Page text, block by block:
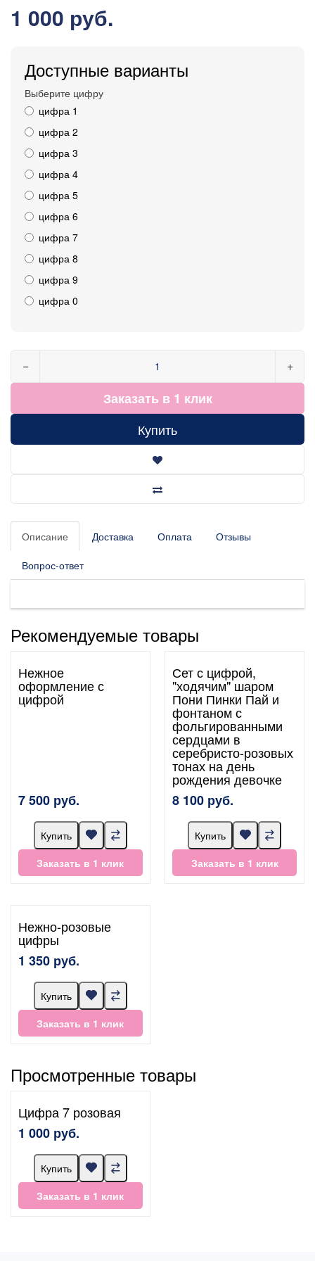
1 000 руб.
Доступные варианты
Выберите цифру
цифра 1
цифра 2
цифра 3
цифра 4
цифра 5
цифра 6
цифра 7
цифра 8
цифра 9
цифра 0
− +
Заказать в 1 клик
Купить
Описание Доставка Оплата Отзывы
Вопрос-ответ
Рекомендуемые товары
Нежное
оформление с
цифрой
7 500 руб.
Купить
Заказать в 1 клик
Сет с цифрой,
"ходячим" шаром
Пони Пинки Пай и
фонтаном с
фольгированными
сердцами в
серебристо-розовых
тонах на день
рождения девочке
8 100 руб.
Купить
Заказать в 1 клик
Нежно-розовые
цифры
1 350 руб.
Купить
Заказать в 1 клик
Просмотренные товары
Цифра 7 розовая
1 000 руб.
Купить
Заказать в 1 клик